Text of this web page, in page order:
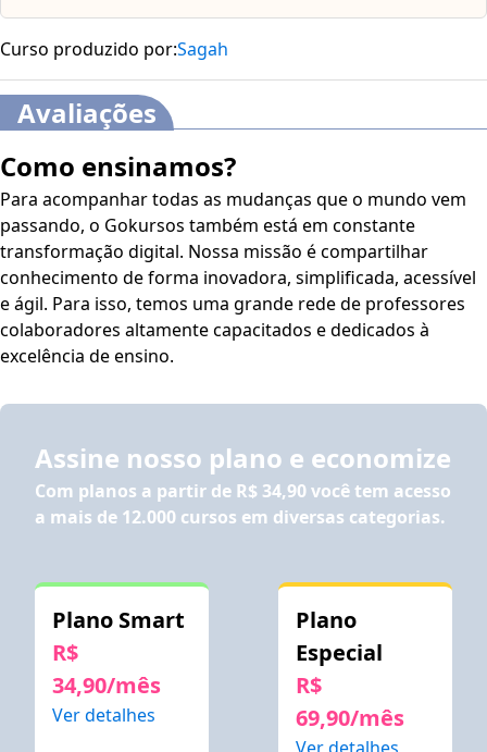
Curso produzido por:Sagah
Avaliações
Como ensinamos?
Para acompanhar todas as mudanças que o mundo vem
passando, o Gokursos também está em constante
transformação digital. Nossa missão é compartilhar
conhecimento de forma inovadora, simplificada, acessível
e ágil. Para isso, temos uma grande rede de professores
colaboradores altamente capacitados e dedicados à
excelência de ensino.
Assine nosso plano e economize
Com planos a partir de R$ 34,90você tem acesso
a mais de 12.000 cursos em diversas categorias.
Plano Smart
R$
34,90/mês
Ver detalhes
Plano
Especial
R$
69,90/mês